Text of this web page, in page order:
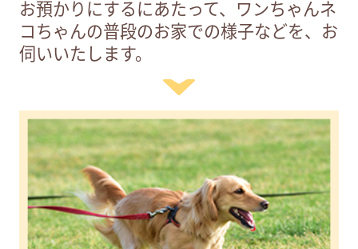
お預かりにするにあたって、ワンちゃんネ
コちゃんの普段のお家での様子などを、お
伺いいたします。